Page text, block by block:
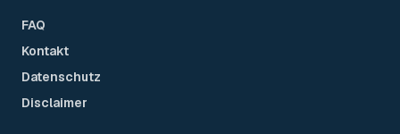
FAQ
Kontakt
Datenschutz
Disclaimer